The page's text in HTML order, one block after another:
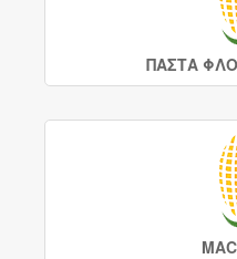
ΠΑΣΤΑ